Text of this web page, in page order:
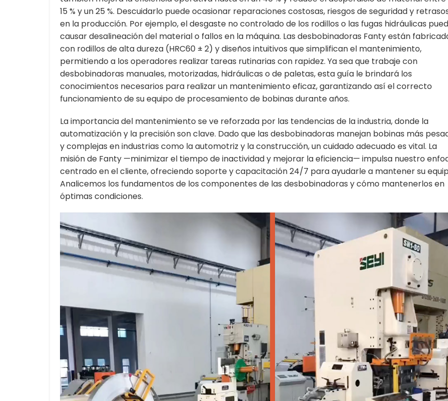
15 % y un 25 %. Descuidarlo puede ocasionar reparaciones costosas, riesgos de seguridad y
en la producción. Por ejemplo, el desgaste no controlado de los rodillos o las fugas hidráulicas
causar desalineación del material o fallos en la máquina. Las desbobinadoras Fanty están
con rodillos de alta dureza (HRC60 ± 2) y diseños intuitivos que simplifican el mantenimiento,
permitiendo a los operadores realizar tareas rutinarias con rapidez. Ya sea que trabaje con
desbobinadoras manuales, motorizadas, hidráulicas o de paletas, esta guía le brindará los
conocimientos necesarios para realizar un mantenimiento eficaz, garantizando así el correcto
funcionamiento de su equipo de procesamiento de bobinas durante años.
La importancia del mantenimiento se ve reforzada por las tendencias de la industria, donde la
automatización y la precisión son clave. Dado que las desbobinadoras manejan bobinas más
y complejas en industrias como la automotriz y la construcción, un cuidado adecuado es vital. La
misión de Fanty —minimizar el tiempo de inactividad y mejorar la eficiencia— impulsa nuestro
centrado en el cliente, ofreciendo soporte y capacitación 24/7 para ayudarle a mantener su
Analicemos los fundamentos de los componentes de las desbobinadoras y cómo mantenerlos en
óptimas condiciones.